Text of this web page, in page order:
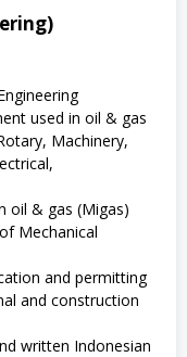
used in oil & gas
Machinery,
oil & gas (Migas)
Mechanical
and permitting
and construction
written Indonesian